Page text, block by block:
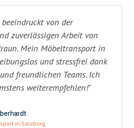
von der
zuverlässigen Arbeit von
Mein Möbeltransport in
und stressfrei dank
freundlichen Teams. Ich
weiterempfehlen!"
in Salzburg